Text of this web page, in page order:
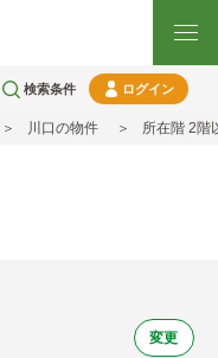
検索条件 ログイン
川口の物件 所在階 2階
変更